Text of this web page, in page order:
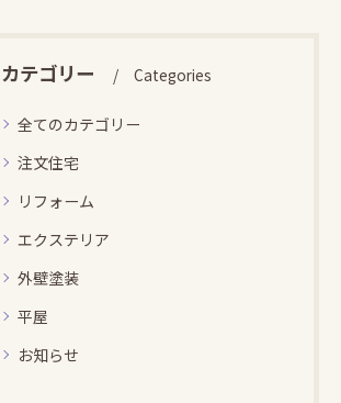
カテゴリー Categories
全てのカテゴリー
注文住宅
リフォーム
エクステリア
外壁塗装
平屋
お知らせ